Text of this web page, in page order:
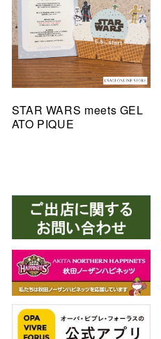
STAR WARS meets GEL
ATO PIQUE